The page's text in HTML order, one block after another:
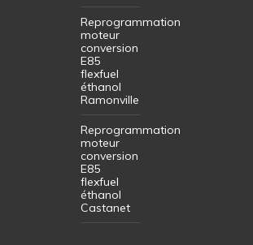
Reprogrammation
moteur
conversion
E85
flexfuel
éthanol
Ramonville
Reprogrammation
moteur
conversion
E85
flexfuel
éthanol
Castanet